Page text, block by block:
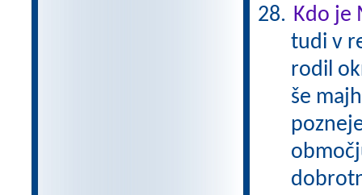
Kdo je
tudi v
rodil
še